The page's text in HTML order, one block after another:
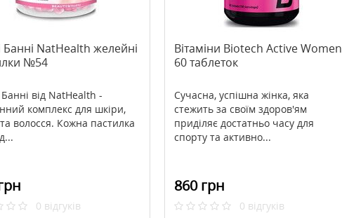
Банні NatHealth желейні
№54
від NatHealth -
комплекс для шкіри,
та волосся. Кожна пастилка
0 відгуків
Вітаміни Biotech Active Women
60 таблеток
Сучасна, успішна жінка, яка
стежить за своїм здоров'ям
приділяє достатньо часу для
спорту та активно...
860 грн
0 відгуків